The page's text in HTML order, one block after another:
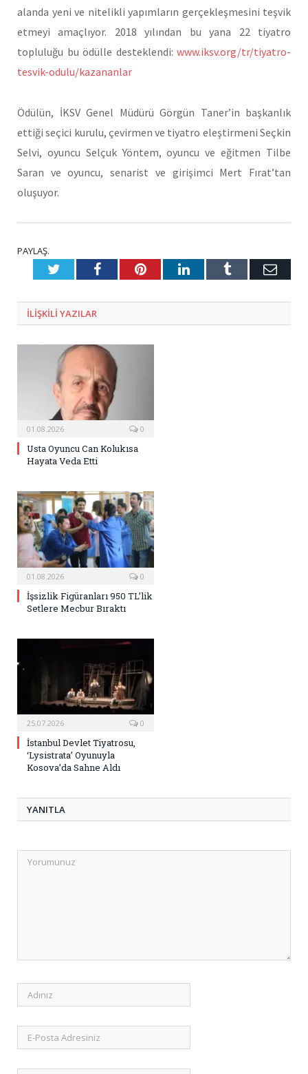
alanda yeni ve nitelikli yapımların gerçekleşmesini teşvik
etmeyi amaçlıyor. 2018 yılından bu yana 22 tiyatro
topluluğu bu ödülle desteklendi: www.iksv.org/tr/tiyatro-
tesvik-odulu/kazananlar
Ödülün, İKSV Genel Müdürü Görgün Taner’in başkanlık
ettiği seçici kurulu, çevirmen ve tiyatro eleştirmeni Seçkin
Selvi, oyuncu Selçuk Yöntem, oyuncu ve eğitmen Tilbe
Saran ve oyuncu, senarist ve girişimci Mert Fırat’tan
oluşuyor.
PAYLAŞ.
TwitterFacebookPinterestLinkedInTumblr E-
ILIŞKILI YAZILAR
01.08.2026 0
Usta Oyuncu Can Kolukısa
Hayata Veda Etti
01.08.2026 0
İşsizlik Figüranları 950 TL’lik
Setlere Mecbur Bıraktı
25.07.2026 0
İstanbul Devlet Tiyatrosu,
‘Lysistrata’ Oyunuyla
Kosova’da Sahne Aldı
YANITLA